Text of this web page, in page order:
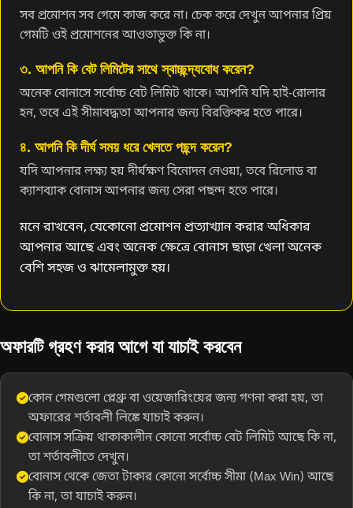
সব প্রমোশন সব গেমে কাজ করে না। চেক করে দেখুন আপনার প্রিয়
গেমটি ওই প্রমোশনের আওতাভুক্ত কি না।
৩. আপনি কি বেট লিমিটের সাথে স্বাচ্ছন্দ্যবোধ করেন?
অনেক বোনাসে সর্বোচ্চ বেট লিমিট থাকে। আপনি যদি হাই-রোলার
হন, তবে এই সীমাবদ্ধতা আপনার জন্য বিরক্তিকর হতে পারে।
৪. আপনি কি দীর্ঘ সময় ধরে খেলতে পছন্দ করেন?
যদি আপনার লক্ষ্য হয় দীর্ঘক্ষণ বিনোদন নেওয়া, তবে রিলোড বা
ক্যাশব্যাক বোনাস আপনার জন্য সেরা পছন্দ হতে পারে।
মনে রাখবেন, যেকোনো প্রমোশন প্রত্যাখ্যান করার অধিকার
আপনার আছে এবং অনেক ক্ষেত্রে বোনাস ছাড়া খেলা অনেক
বেশি সহজ ও ঝামেলামুক্ত হয়।
অফারটি গ্রহণ করার আগে যা যাচাই করবেন
কোন গেমগুলো প্লেথ্রু বা ওয়েজারিংয়ের জন্য গণনা করা হয়, তা
অফারের শর্তাবলী লিঙ্কে যাচাই করুন।
বোনাস সক্রিয় থাকাকালীন কোনো সর্বোচ্চ বেট লিমিট আছে কি না,
তা শর্তাবলীতে দেখুন।
বোনাস থেকে জেতা টাকার কোনো সর্বোচ্চ সীমা (Max Win) আছে
কি না, তা যাচাই করুন।